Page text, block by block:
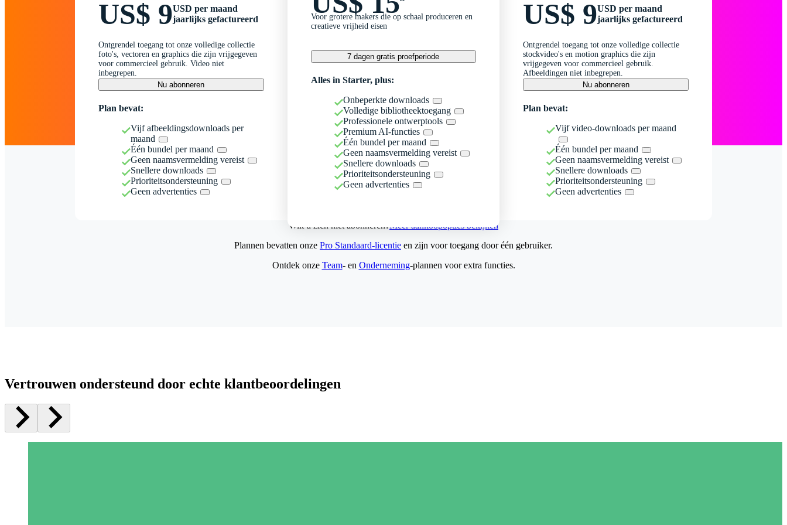
US$ 9USD per maand
jaarlijks gefactureerd
Ontgrendel toegang tot onze volledige collectie
foto's, vectoren en graphics die zijn vrijgegeven
voor commercieel gebruik. Video niet
inbegrepen.
Nu abonneren
Plan bevat:
Vijf afbeeldingsdownloads per
maand
Één bundel per maand
Geen naamsvermelding vereist
Snellere downloads
Prioriteitsondersteuning
Geen advertenties
Voor grotere makers die op schaal produceren en
creatieve vrijheid eisen
7 dagen gratis proefperiode
Alles in Starter, plus:
Onbeperkte downloads
Volledige bibliotheektoegang
Professionele ontwerptools
Premium AI-functies
Één bundel per maand
Geen naamsvermelding vereist
Snellere downloads
Prioriteitsondersteuning
Geen advertenties
US$ 9USD per maand
jaarlijks gefactureerd
Ontgrendel toegang tot onze volledige collectie
stockvideo's en motion graphics die zijn
vrijgegeven voor commercieel gebruik.
Afbeeldingen niet inbegrepen.
Nu abonneren
Plan bevat:
Vijf video-downloads per maand
Één bundel per maand
Geen naamsvermelding vereist
Snellere downloads
Prioriteitsondersteuning
Geen advertenties
Wilt u zich niet abonneren?Meer aankoopopties bekijken
Plannen bevatten onze Pro Standaard-licentie en zijn voor toegang door één gebruiker.
Ontdek onze Team- en Onderneming-plannen voor extra functies.
Vertrouwen ondersteund door echte klantbeoordelingen